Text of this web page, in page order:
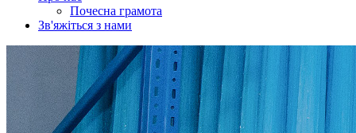
Почесна грамота
Зв'яжіться з нами